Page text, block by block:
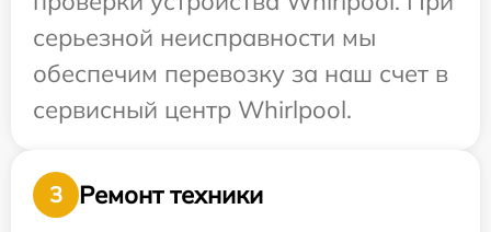
серьезной неисправности мы
обеспечим перевозку за наш счет в
сервисный центр Whirlpool.
3
Ремонт техники